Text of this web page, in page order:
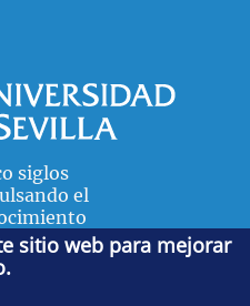
siglos
el
sitio web para mejorar